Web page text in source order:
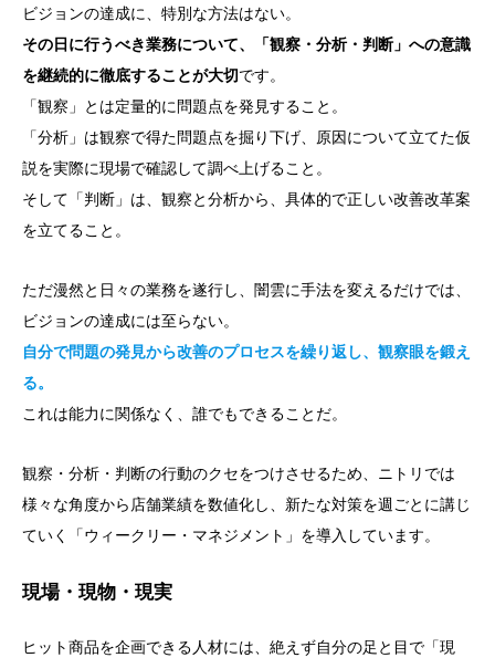
ビジョンの達成に、特別な方法はない。
その日に行うべき業務について、「観察・分析・判断」への意識
を継続的に徹底することが大切です。
「観察」とは定量的に問題点を発見すること。
「分析」は観察で得た問題点を掘り下げ、原因について立てた仮
説を実際に現場で確認して調べ上げること。
そして「判断」は、観察と分析から、具体的で正しい改善改革案
を立てること。
ただ漫然と日々の業務を遂行し、闇雲に手法を変えるだけでは、
ビジョンの達成には至らない。
自分で問題の発見から改善のプロセスを繰り返し、観察眼を鍛え
る。
これは能力に関係なく、誰でもできることだ。
観察・分析・判断の行動のクセをつけさせるため、ニトリでは
様々な角度から店舗業績を数値化し、新たな対策を週ごとに講じ
ていく「ウィークリー・マネジメント」を導入しています。
現場・現物・現実
ヒット商品を企画できる人材には、絶えず自分の足と目で「現